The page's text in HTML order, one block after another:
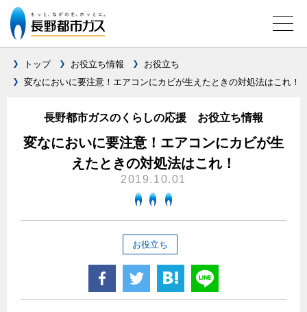
料金メニュー
料金表
ご請求とお支払いについて
クレジットカードによるお支払い
払込書による窓口でのお支払い
設備別に比較する
ガスコンロとIHクッキングヒーターの比較
ガス給湯器とエコキュートの比較
最新ガスコンロの実力
バスルームをリフォーム
サニタリーをリフォーム
長野都市ガスのでんきのポイント
電気料金 長野都市ガスでんきプラン
Chef Ropia's JOYFUL CUISINE
法人のお客様へ
トップ お役立ち情報
お役立ち
変なにおいに要注意！エアコンにカビが生えたときの対処法はこれ！
長野都市ガスのくらしの応援 お役立ち情報
変なにおいに要注意！エアコンにカビが生
えたときの対処法はこれ！
2019.10.01
お役立ち